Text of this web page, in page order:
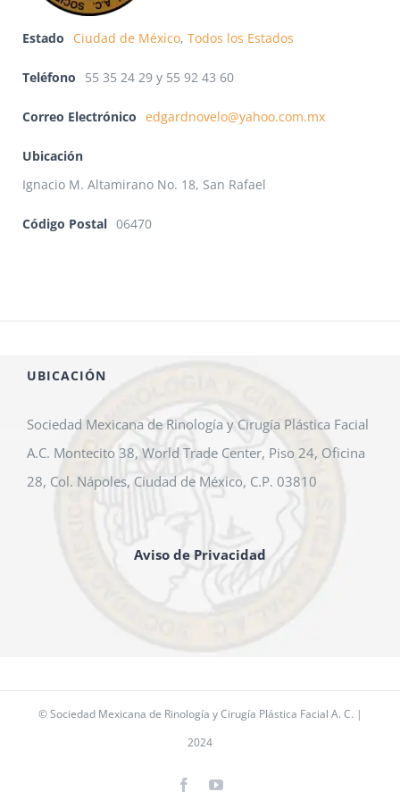
Estado Ciudad de México, Todos los Estados
Teléfono 55 35 24 29 y 55 92 43 60
Correo Electrónico edgardnovelo@yahoo.com.mx
Ubicación
Ignacio M. Altamirano No. 18, San Rafael
Código Postal 06470
UBICACIÓN
Sociedad Mexicana de Rinología y Cirugía Plástica Facial
A.C. Montecito 38, World Trade Center, Piso 24, Oficina
28, Col. Nápoles, Ciudad de México, C.P. 03810
Aviso de Privacidad
© Sociedad Mexicana de Rinología y Cirugía Plástica Facial A. C. |
2024
FacebookYouTube